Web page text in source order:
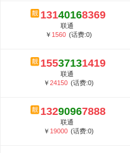
13140168369
联通
￥ 1560 (话费:0)
15537131419
联通
￥24150 (话费:0)
13290967888
联通
￥ 19000 (话费:0)